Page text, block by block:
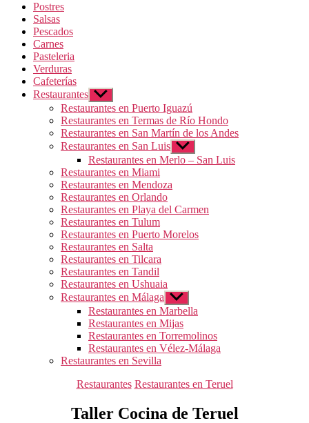
Postres
Salsas
Pescados
Carnes
Pasteleria
Verduras
Cafeterías
Restaurantes Mostrar
el
submenú
Restaurantes en Puerto Iguazú
Restaurantes en Termas de Río Hondo
Restaurantes en San Martín de los Andes
Restaurantes en San Luis Mostrar
el
submenú
Restaurantes en Merlo – San Luis
Restaurantes en Miami
Restaurantes en Mendoza
Restaurantes en Orlando
Restaurantes en Playa del Carmen
Restaurantes en Tulum
Restaurantes en Puerto Morelos
Restaurantes en Salta
Restaurantes en Tilcara
Restaurantes en Tandil
Restaurantes en Ushuaia
Restaurantes en Málaga Mostrar
el
submenú
Restaurantes en Marbella
Restaurantes en Mijas
Restaurantes en Torremolinos
Restaurantes en Vélez-Málaga
Restaurantes en Sevilla
Categorías
Restaurantes Restaurantes en Teruel
Taller Cocina de Teruel